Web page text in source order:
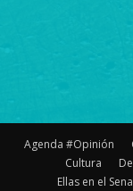
Agenda #Opinión
Cultura
Ellas en el